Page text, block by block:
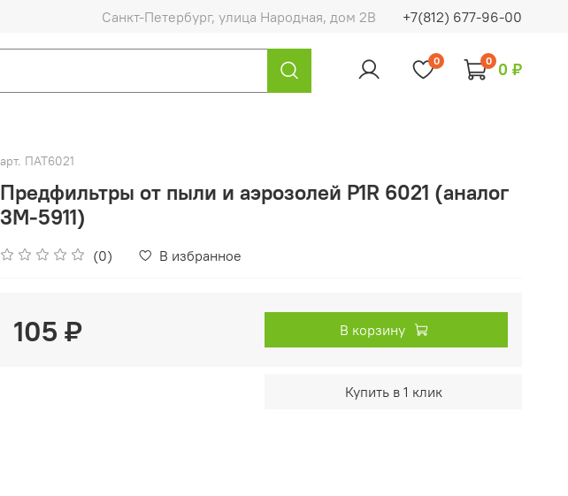
Санкт-Петербург, улица Народная, дом 2В +7(812) 677-96-00
0 0 0 ₽
арт. ПАТ6021
Предфильтры от пыли и аэрозолей P1R 6021 (аналог
3М-5911)
(0) В избранное
105 ₽ В корзину
Купить в 1 клик